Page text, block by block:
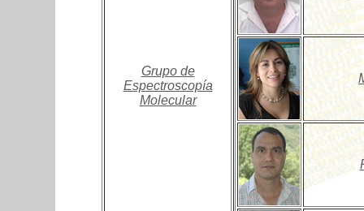
Grupo de
Espectroscopía
Molecular